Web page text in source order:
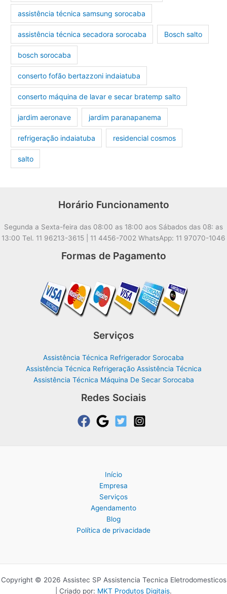
assistência técnica samsung sorocaba
assistência técnica secadora sorocaba Bosch salto
bosch sorocaba
conserto fofão bertazzoni indaiatuba
conserto máquina de lavar e secar bratemp salto
jardim aeronave jardim paranapanema
refrigeração indaiatuba residencial cosmos
salto
Horário Funcionamento
Segunda a Sexta-feira das 08:00 as 18:00 aos Sábados das 08: as
13:00 Tel. 11 96213-3615 | 11 4456-7002 WhatsApp: 11 97070-1046
Formas de Pagamento
Serviços
Assistência Técnica Refrigerador Sorocaba
Assistência Técnica Refrigeração Assistência Técnica
Assistência Técnica Máquina De Secar Sorocaba
Redes Sociais
Início
Empresa
Serviços
Agendamento
Blog
Política de privacidade
Copyright © 2026 Assistec SP Assistencia Tecnica Eletrodomesticos
| Criado por: MKT Produtos Digitais.